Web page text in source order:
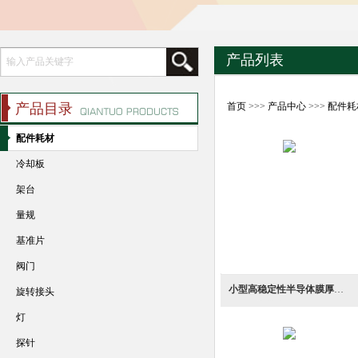
产品列表
首页 >>> 产品中心 >>>配件
小型高稳定性半导体膜厚测定光源氙灯
产品目录
配件耗材
冷却板
架台
量规
基准片
阀门
旋转接头
灯
探针